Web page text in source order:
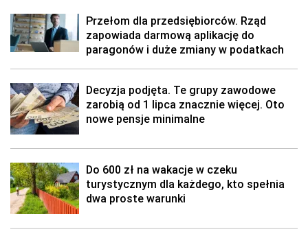
Przełom dla przedsiębiorców. Rząd
zapowiada darmową aplikację do
paragonów i duże zmiany w podatkach
Decyzja podjęta. Te grupy zawodowe
zarobią od 1 lipca znacznie więcej. Oto
nowe pensje minimalne
Do 600 zł na wakacje w czeku
turystycznym dla każdego, kto spełnia
dwa proste warunki